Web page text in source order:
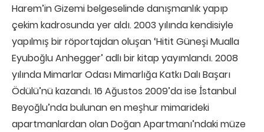
Harem’in Gizemi belgeselinde danışmanlık yapıp
çekim kadrosunda yer aldı. 2003 yılında kendisiyle
yapılmış bir röportajdan oluşan ‘Hitit Güneşi Mualla
Eyuboğlu Anhegger’ adlı bir kitap yayımlandı. 2008
yılında Mimarlar Odası Mimarlığa Katkı Dalı Başarı
Ödülü’nü kazandı. 16 Ağustos 2009’da ise İstanbul
Beyoğlu’nda bulunan en meşhur mimarideki
apartmanlardan olan Doğan Apartmanı’ndaki müze